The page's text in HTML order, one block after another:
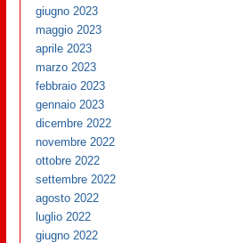
giugno 2023
maggio 2023
aprile 2023
marzo 2023
febbraio 2023
gennaio 2023
dicembre 2022
novembre 2022
ottobre 2022
settembre 2022
agosto 2022
luglio 2022
giugno 2022